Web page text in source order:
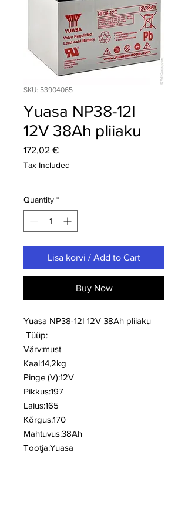
SKU: 53904065
Yuasa NP38-12I
12V 38Ah pliiaku
172,02 €Price
Tax Included
Quantity *
Lisa korvi / Add to Cart
Buy Now
Yuasa NP38-12I 12V 38Ah pliiaku
Tüüp:
Värv:must
Kaal:14,2kg
Pinge (V):12V
Pikkus:197
Laius:165
Kõrgus:170
Mahtuvus:38Ah
Tootja:Yuasa